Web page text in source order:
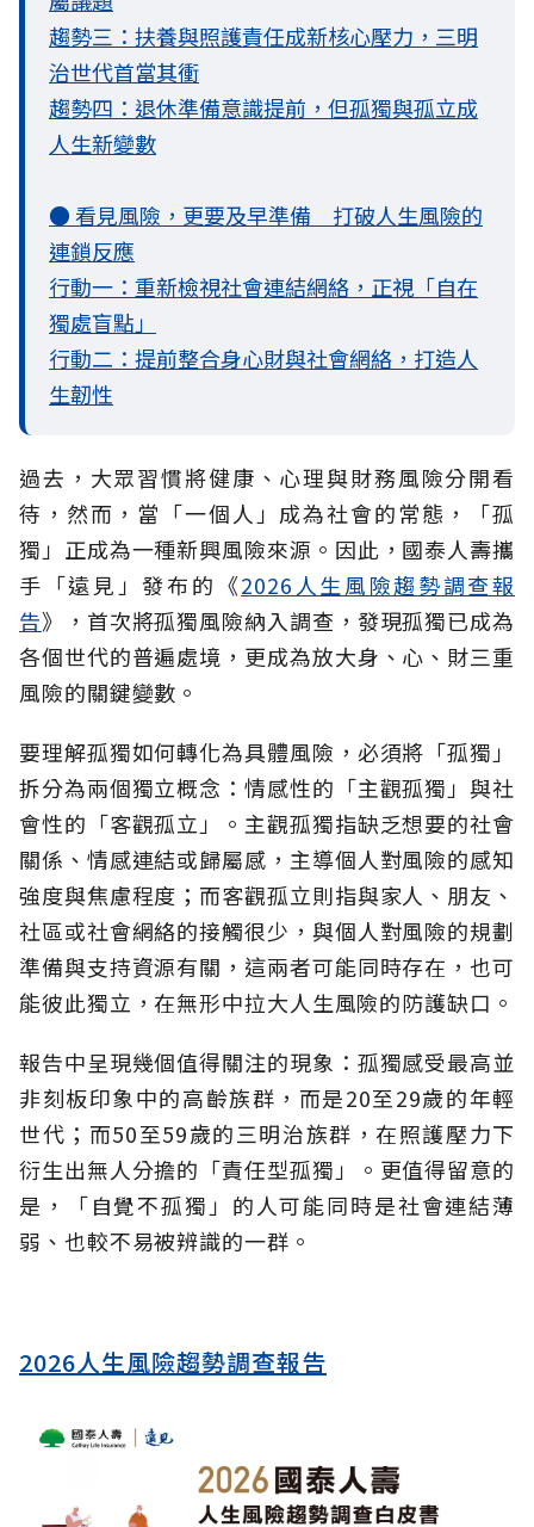
趨勢三：扶養與照護責任成新核心壓力，三明
治世代首當其衝
趨勢四：退休準備意識提前，但孤獨與孤立成
人生新變數
● 看見風險，更要及早準備 打破人生風險的
連鎖反應
行動一：重新檢視社會連結網絡，正視「自在
獨處盲點」
行動二：提前整合身心財與社會網絡，打造人
生韌性
過去，大眾習慣將健康、心理與財務風險分開看
待，然而，當「一個人」成為社會的常態，「孤
獨」正成為一種新興風險來源。因此，國泰人壽攜
手「遠見」發布的《2026人生風險趨勢調查報
告》，首次將孤獨風險納入調查，發現孤獨已成為
各個世代的普遍處境，更成為放大身、心、財三重
風險的關鍵變數。
要理解孤獨如何轉化為具體風險，必須將「孤獨」
拆分為兩個獨立概念：情感性的「主觀孤獨」與社
會性的「客觀孤立」。主觀孤獨指缺乏想要的社會
關係、情感連結或歸屬感，主導個人對風險的感知
強度與焦慮程度；而客觀孤立則指與家人、朋友、
社區或社會網絡的接觸很少，與個人對風險的規劃
準備與支持資源有關，這兩者可能同時存在，也可
能彼此獨立，在無形中拉大人生風險的防護缺口。
報告中呈現幾個值得關注的現象：孤獨感受最高並
非刻板印象中的高齡族群，而是20至29歲的年輕
世代；而50至59歲的三明治族群，在照護壓力下
衍生出無人分擔的「責任型孤獨」。更值得留意的
是，「自覺不孤獨」的人可能同時是社會連結薄
弱、也較不易被辨識的一群。
2026人生風險趨勢調查報告